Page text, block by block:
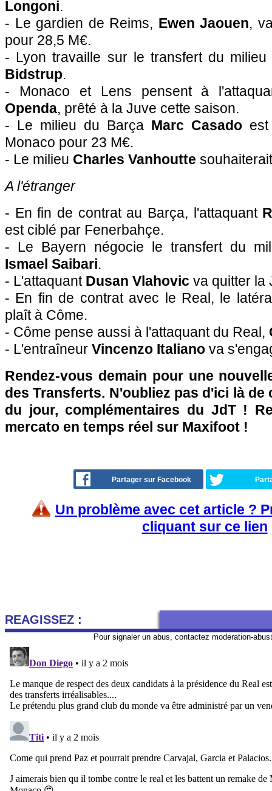
Longoni.
- Le gardien de Reims, Ewen Jaouen,
pour 28,5 M€.
- Lyon travaille sur le transfert du
Bidstrup.
- Monaco et Lens pensent à
Openda, prêté à la Juve cette saison.
- Le milieu du Barça Marc Casado
Monaco pour 23 M€.
- Le milieu Charles Vanhoutte
A l'étranger
- En fin de contrat au Barça, l'attaquant
est ciblé par Fenerbahçe.
- Le Bayern négocie le transfert du
Ismael Saibari.
- L'attaquantDusan Vlahovic va quitter la
- En fin de contrat avec le Real, le
plaît à Côme.
- Côme pense aussi à l'attaquant du Real,
- L'entraîneur Vincenzo Italiano va
Rendez-vous demain pour une
des Transferts. N'oubliez pas d'ici là
du jour, complémentaires du JdT !
mercato en temps réel sur Maxifoot !
Partager sur Facebook
Un problème avec cet article ?
cliquant sur ce lien
REAGISSEZ :
Pour signaler un abus, contactez moderation-